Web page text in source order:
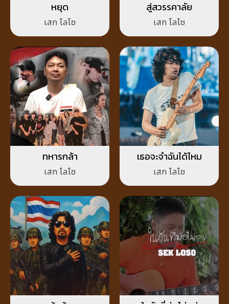
หยุด
เสก โลโซ
สู่สวรรคาลัย
เสก โลโซ
ทหารกล้า
เสก โลโซ
เธอจะจำฉันได้ไหม
เสก โลโซ